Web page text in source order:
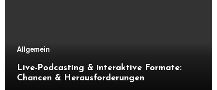
Allgemein
Live-Podcasting & interaktive Formate:
Chancen & Herausforderungen